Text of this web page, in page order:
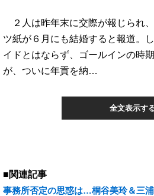
２人は昨年末に交際が報じられ
ツ紙が６月にも結婚すると報道。
イドとはならず、ゴールインの時
が、ついに年貢を納…
全文表示す
■関連記事
事務所否定の思惑は…桐谷美玲＆三